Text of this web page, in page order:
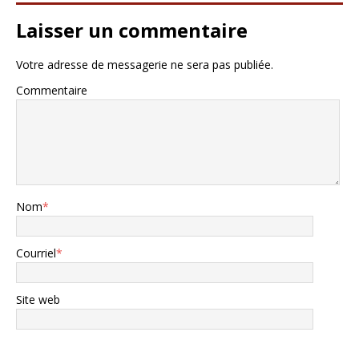
Laisser un commentaire
Votre adresse de messagerie ne sera pas publiée.
Commentaire
Nom*
Courriel*
Site web